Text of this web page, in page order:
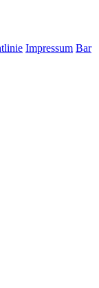
Impressum Bar